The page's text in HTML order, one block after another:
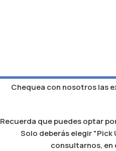
Chequea con nosotros las
Recuerda que puedes optar
Solo deberás elegir "Pick
consultarnos, en